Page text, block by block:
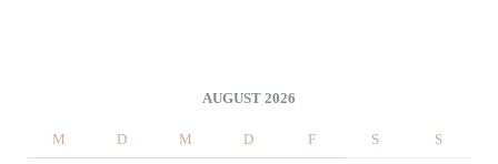
AUGUST 2026
M D M D F S S